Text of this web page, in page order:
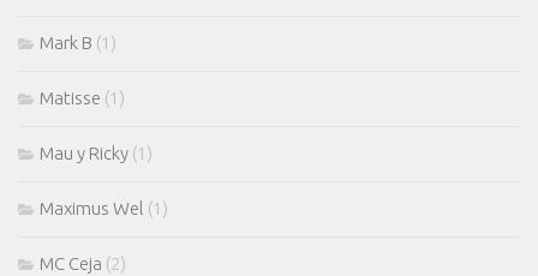
Mark B (1)
Matisse (1)
Mau y Ricky (1)
Maximus Wel (1)
MC Ceja (2)